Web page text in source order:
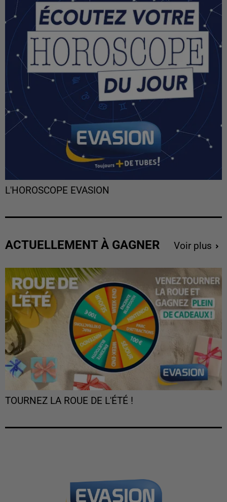
L'HOROSCOPE EVASION
ACTUELLEMENT À GAGNER Voir plus
TOURNEZ LA ROUE DE L'ÉTÉ !